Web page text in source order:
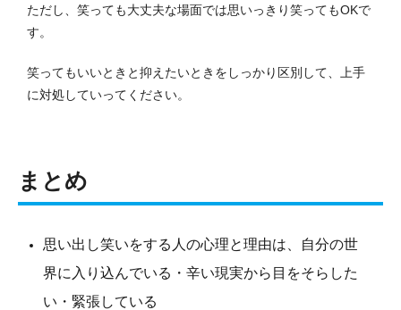
ただし、笑っても大丈夫な場面では思いっきり笑ってもOKで
す。
笑ってもいいときと抑えたいときをしっかり区別して、上手
に対処していってください。
まとめ
思い出し笑いをする人の心理と理由は、自分の世
界に入り込んでいる・辛い現実から目をそらした
い・緊張している